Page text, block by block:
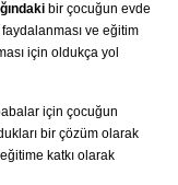
bir çocuğun evde
ve eğitim
için oldukça yol
için çocuğun
bir çözüm olarak
katkı olarak